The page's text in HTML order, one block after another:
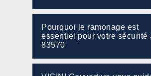
Pourquoi le ramonage est
essentiel pour votre sécurité
83570